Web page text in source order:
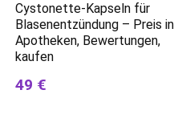
Cystonette-Kapseln für
Blasenentzündung – Preis in
Apotheken, Bewertungen,
kaufen
49 €